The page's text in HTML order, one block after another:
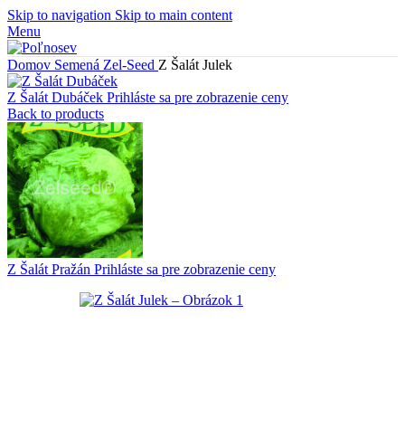
Skip to navigation Skip to main content
Menu
Domov Semená Zel-Seed Z Šalát Julek
Z Šalát Dubáček Prihláste sa pre zobrazenie ceny
Back to products
Z Šalát Pražán Prihláste sa pre zobrazenie ceny